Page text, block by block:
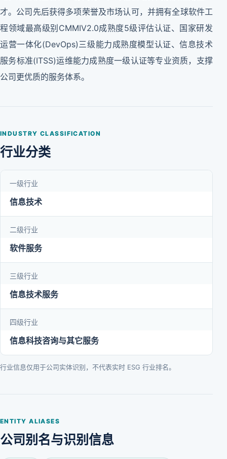
才。公司先后获得多项荣誉及市场认可，并拥有全球软件工
程领域最高级别CMMIV2.0成熟度5级评估认证、国家研发
运营一体化(DevOps)三级能力成熟度模型认证、信息技术
服务标准(ITSS)运维能力成熟度一级认证等专业资质，支撑
公司更优质的服务体系。
INDUSTRY CLASSIFICATION
行业分类
一级行业
信息技术
二级行业
软件服务
三级行业
信息技术服务
四级行业
信息科技咨询与其它服务
行业信息仅用于公司实体识别，不代表实时 ESG 行业排名。
ENTITY ALIASES
公司别名与识别信息